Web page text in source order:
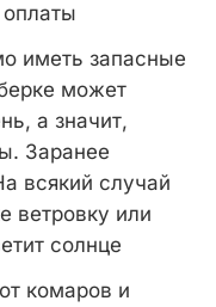
иметь запасные
может
а значит,
Заранее
всякий случай
ветровку или
солнце
комаров и